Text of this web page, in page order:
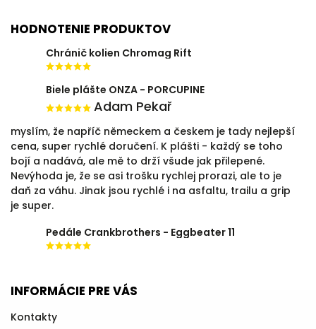
HODNOTENIE PRODUKTOV
Chránič kolien Chromag Rift
Biele plášte ONZA - PORCUPINE
Adam Pekař
myslím, že napříč německem a českem je tady nejlepší
cena, super rychlé doručení. K plášti - každý se toho
bojí a nadává, ale mě to drží všude jak přilepené.
Nevýhoda je, že se asi trošku rychlej prorazi, ale to je
daň za váhu. Jinak jsou rychlé i na asfaltu, trailu a grip
je super.
Pedále Crankbrothers - Eggbeater 11
INFORMÁCIE PRE VÁS
Kontakty